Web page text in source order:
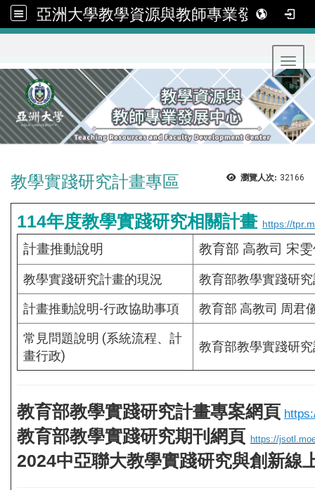
亞洲大學教學資源與教師專業發展中心
瀏覽人次: 32166
教學實踐研究計畫專區
114年度教學實踐研究相關計畫 https://
計畫推動說明 教育部 高教司 宋
教學實踐研究計畫的現況
教育部教學實踐研
計畫推動說明-行政協助事項
教育部 高教司 周君
常見問題說明 (系統流程、計
畫行政)
教育部教學實踐研
教育部教學實踐研究計畫專案網頁
教育部教學實踐研究期刊網頁 https://
2024中亞聯大教學實踐研究與創新線